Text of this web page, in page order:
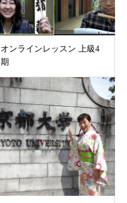
オンラインレッスン 上級4
期